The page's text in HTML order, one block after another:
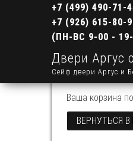
+7 (499) 490-71-
+7 (926) 615-80-
(ПН-ВС 9-00 -
Двери Аргус
Сейф двери Аргус и
Ваша корзина
ВЕРНУТЬСЯ В